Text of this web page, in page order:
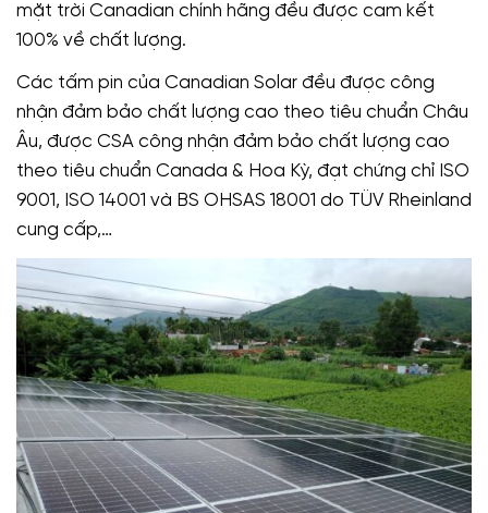
mặt trời Canadian chính hãng đều được cam kết
100% về chất lượng.
Các tấm pin của Canadian Solar đều được công
nhận đảm bảo chất lượng cao theo tiêu chuẩn Châu
Âu, được CSA công nhận đảm bảo chất lượng cao
theo tiêu chuẩn Canada & Hoa Kỳ, đạt chứng chỉ ISO
9001, ISO 14001 và BS OHSAS 18001 do TÜV Rheinland
cung cấp,…